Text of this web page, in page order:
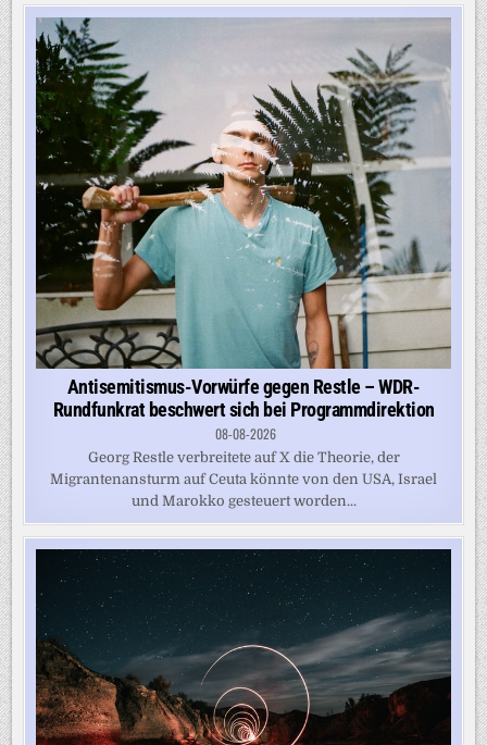
Antisemitismus-Vorwürfe gegen Restle – WDR-
Rundfunkrat beschwert sich bei Programmdirektion
08-08-2026
Georg Restle verbreitete auf X die Theorie, der
Migrantenansturm auf Ceuta könnte von den USA, Israel
und Marokko gesteuert worden...